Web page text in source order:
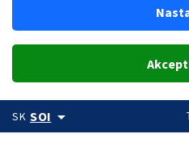
SK SOIarrow_drop_down